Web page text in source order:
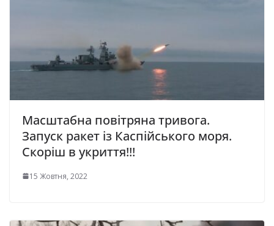
Масштабна повітряна тривога.
Запуск ракет із Каспійського моря.
Скоріш в укриття!!!
15 Жовтня, 2022